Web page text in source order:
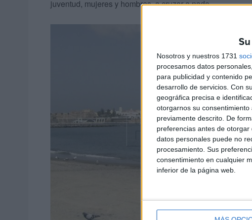
Nosotros y nuestros 1731
procesamos datos
para publicidad y contenido
desarrollo de servicios. Con
geográfica precisa e
otorgarnos su
previamente descrito. De
preferencias antes de
datos personales puede no
procesamiento. Sus
consentimiento en cualquier
inferior de la página web.
juventud, mujeres y hombres, a cruzar a nado.